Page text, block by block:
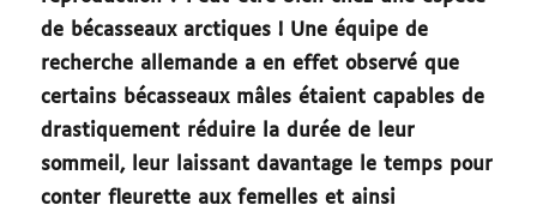
de bécasseaux arctiques ! Une équipe de
recherche allemande a en effet observé que
certains bécasseaux mâles étaient capables de
drastiquement réduire la durée de leur
sommeil, leur laissant davantage le temps pour
conter fleurette aux femelles et ainsi